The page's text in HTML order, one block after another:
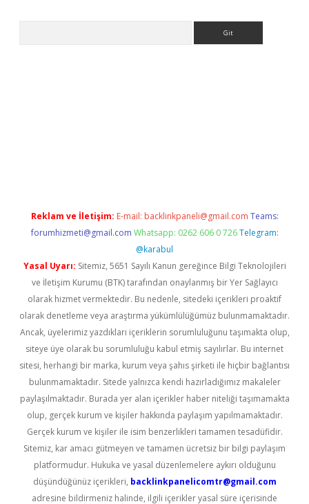
Reklam ve İletişim: E-mail: backlinkpaneli@gmail.com Teams:
forumhizmeti@gmail.com Whatsapp: 0262 606 0 726 Telegram:
@karabul
Yasal Uyarı: Sitemiz, 5651 Sayılı Kanun gereğince Bilgi Teknolojileri
ve İletişim Kurumu (BTK) tarafından onaylanmış bir Yer Sağlayıcı
olarak hizmet vermektedir. Bu nedenle, sitedeki içerikleri proaktif
olarak denetleme veya araştırma yükümlülüğümüz bulunmamaktadır.
Ancak, üyelerimiz yazdıkları içeriklerin sorumluluğunu taşımakta olup,
siteye üye olarak bu sorumluluğu kabul etmiş sayılırlar. Bu internet
sitesi, herhangi bir marka, kurum veya şahıs şirketi ile hiçbir bağlantısı
bulunmamaktadır. Sitede yalnızca kendi hazırladığımız makaleler
paylaşılmaktadır. Burada yer alan içerikler haber niteliği taşımamakta
olup, gerçek kurum ve kişiler hakkında paylaşım yapılmamaktadır.
Gerçek kurum ve kişiler ile isim benzerlikleri tamamen tesadüfidir.
Sitemiz, kar amacı gütmeyen ve tamamen ücretsiz bir bilgi paylaşım
platformudur. Hukuka ve yasal düzenlemelere aykırı olduğunu
düşündüğünüz içerikleri, backlinkpanelicomtr@gmail.com
adresine bildirmeniz halinde, ilgili içerikler yasal süre içerisinde